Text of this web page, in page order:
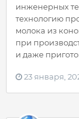
инженерных
технологию
молока из
при
и даже
23 января,